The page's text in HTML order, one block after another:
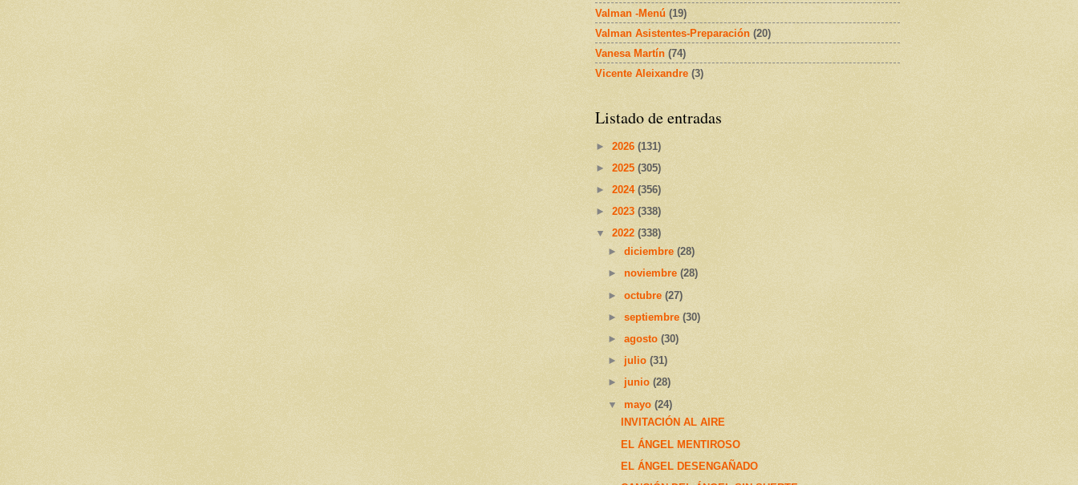
Valman -Menú (19)
Valman Asistentes-Preparación (20)
Vanesa Martín (74)
Vicente Aleixandre (3)
Listado de entradas
► 2026 (131)
► 2025 (305)
► 2024 (356)
► 2023 (338)
▼ 2022 (338)
►diciembre(28)
►noviembre(28)
►octubre(27)
►septiembre(30)
►agosto(30)
► julio(31)
►junio(28)
▼mayo(24)
INVITACIÓN AL AIRE
EL ÁNGEL MENTIROSO
EL ÁNGEL DESENGAÑADO